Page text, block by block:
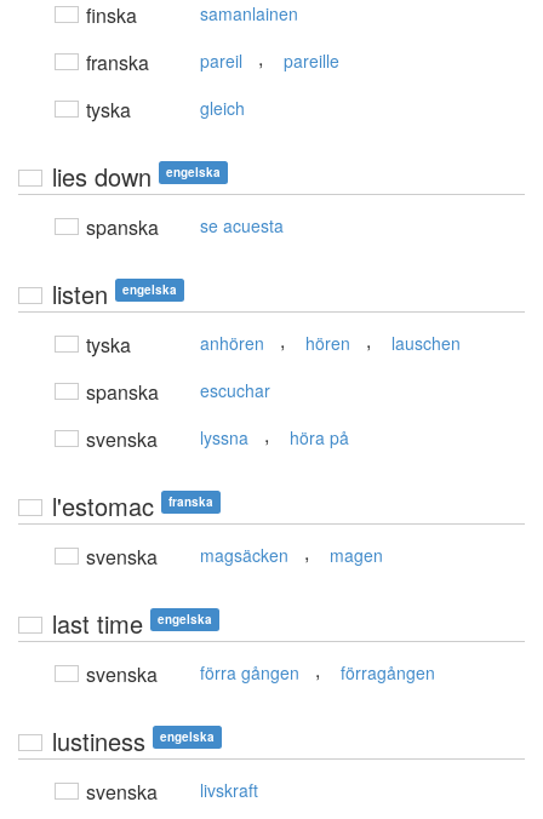
finska samanlainen
franska pareil , pareille
tyska gleich
lies down engelska
spanska se acuesta
listen engelska
tyska anhören , hören , lauschen
spanska escuchar
svenska lyssna , höra på
l'estomac franska
svenska magsäcken , magen
last time engelska
svenska förra gången , förragången
lustiness engelska
svenska livskraft